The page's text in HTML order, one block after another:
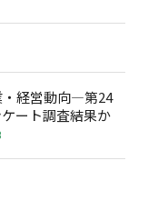
・経営動向―第24
ート調査結果か